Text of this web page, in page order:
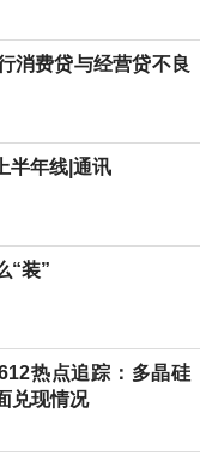
消费贷与经营贷不良
半年线|通讯
“装”
热点追踪：多晶硅
兑现情况